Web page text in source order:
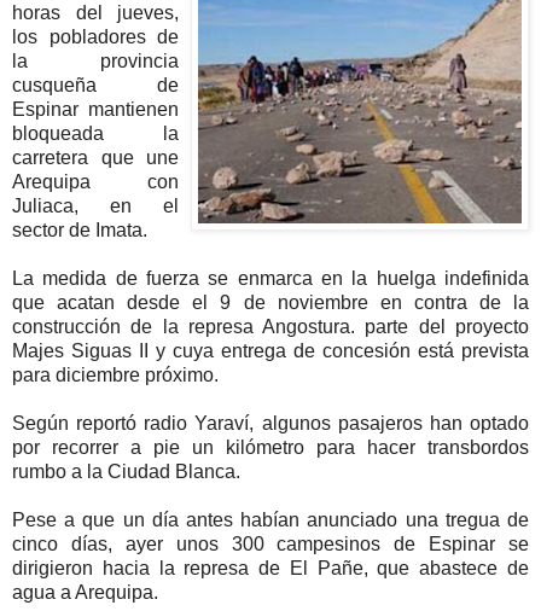
horas del jueves,
los pobladores de
la provincia
cusqueña de
Espinar mantienen
bloqueada la
carretera que une
Arequipa con
Juliaca, en el
sector de Imata.
La medida de fuerza se enmarca en la huelga indefinida
que acatan desde el 9 de noviembre en contra de la
construcción de la represa Angostura. parte del proyecto
Majes Siguas II y cuya entrega de concesión está prevista
para diciembre próximo.
Según reportó radio Yaraví, algunos pasajeros han optado
por recorrer a pie un kilómetro para hacer transbordos
rumbo a la Ciudad Blanca.
Pese a que un día antes habían anunciado una tregua de
cinco días, ayer unos 300 campesinos de Espinar se
dirigieron hacia la represa de El Pañe, que abastece de
agua a Arequipa.